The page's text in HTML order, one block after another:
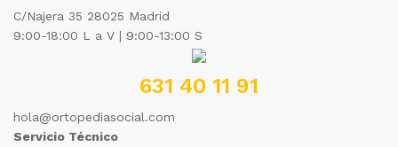
C/Najera 35 28025 Madrid
9:00-18:00 L a V | 9:00-13:00 S
631 40 11 91
hola@ortopediasocial.com
Servicio Técnico